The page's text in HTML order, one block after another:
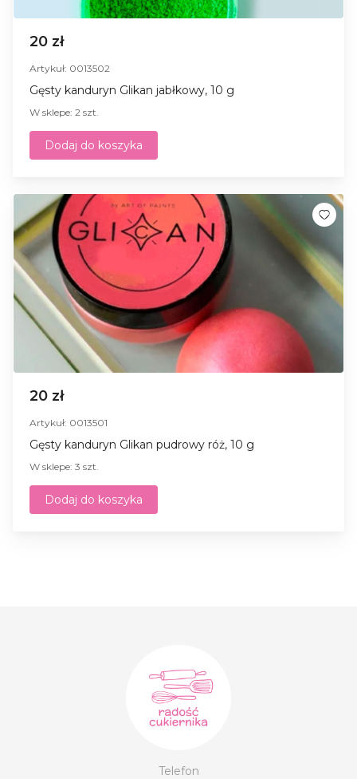
20 zł
Artykuł: 0013502
Gęsty kanduryn Glikan jabłkowy, 10 g
W sklepe: 2 szt.
Dodaj do koszyka
20 zł
Artykuł: 0013501
Gęsty kanduryn Glikan pudrowy róż, 10 g
W sklepe: 3 szt.
Dodaj do koszyka
Telefon